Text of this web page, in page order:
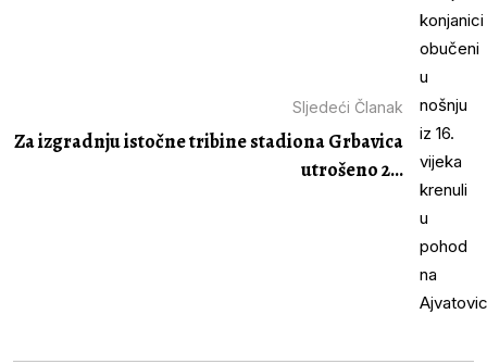
Sljedeći Članak
Za izgradnju istočne tribine stadiona Grbavica
utrošeno 2...